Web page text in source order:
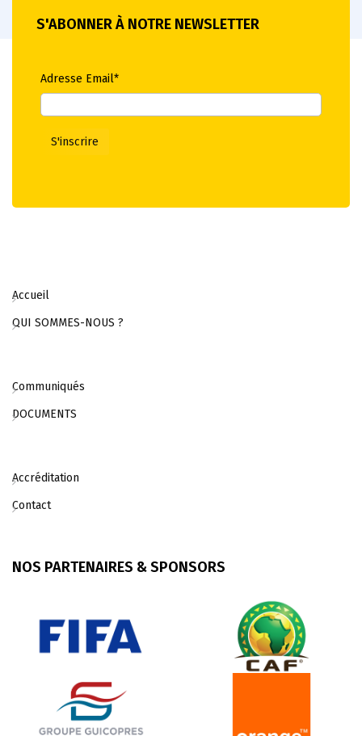
S'ABONNER À NOTRE NEWSLETTER
Adresse Email*
Accueil
QUI SOMMES-NOUS ?
Communiqués
DOCUMENTS
Accréditation
Contact
NOS PARTENAIRES & SPONSORS